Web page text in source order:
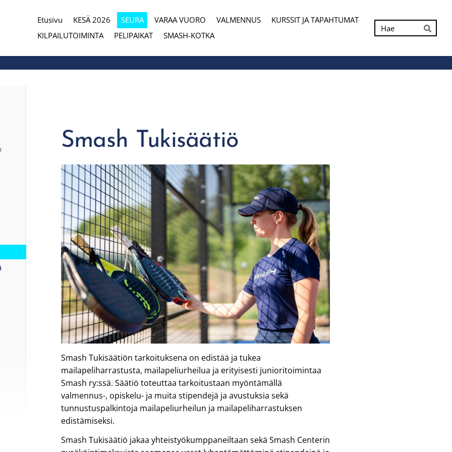
Etusivu KESÄ 2026 SEURA VARAA VUORO VALMENNUS
KURSSIT JA TAPAHTUMAT
KILPAILUTOIMINTA
PELIPAIKAT SMASH-KOTKA Hae
Smash Tukisäätiö
Smash Tukisäätiön tarkoituksena on edistää ja tukea
mailapeliharrastusta, mailapeliurheilua ja erityisesti junioritoimintaa
Smash ry:ssä. Säätiö toteuttaa tarkoitustaan myöntämällä
valmennus-, opiskelu- ja muita stipendejä ja avustuksia sekä
tunnustuspalkintoja mailapeliurheilun ja mailapeliharrastuksen
edistämiseksi.
Smash Tukisäätiö jakaa yhteistyökumppaneiltaan sekä Smash Centerin